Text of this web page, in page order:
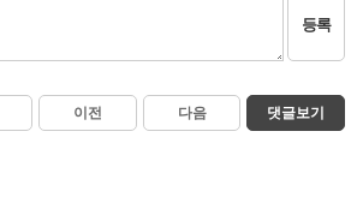
등록
이전 다음 댓글보기